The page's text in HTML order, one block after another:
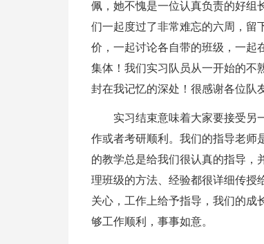
佩，她不愧是一位认真负责的好组
们一起度过了非常难忘的六周，留
价，一起讨论各自带的班级，一起
集体！我们实习队员从一开始的不
封在我记忆的深处！很感谢各位队
实习结束意味着大家要接受另
作或者考研顺利。我们的指导老师
的教学总是给我们很认真的指导，
理班级的方法、经验都很详细传授
关心，工作上给予指导，我们的成
够工作顺利，事事如意。